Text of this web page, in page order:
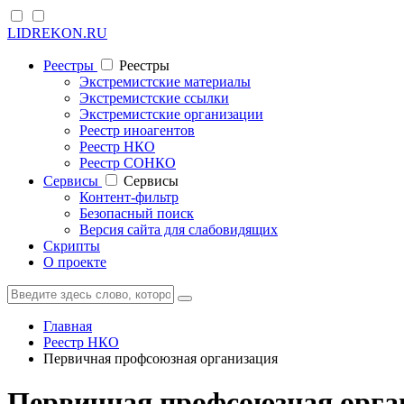
LIDREKON.RU
Реестры
Реестры
Экстремистские материалы
Экстремистские ссылки
Экстремистские организации
Реестр иноагентов
Реестр НКО
Реестр СОНКО
Cервисы
Cервисы
Контент-фильтр
Безопасный поиск
Версия сайта для слабовидящих
Скрипты
О проекте
Главная
Реестр НКО
Первичная профсоюзная организация